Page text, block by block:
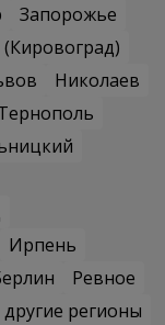
Запорожье
Николаев
Ирпень
Ревное
другие регионы